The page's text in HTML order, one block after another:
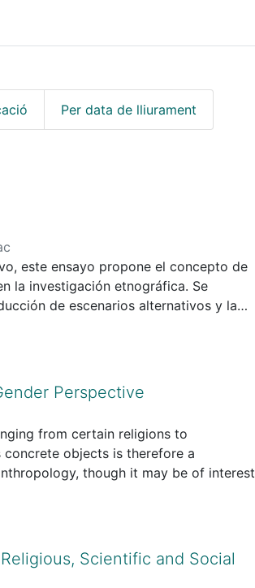
Per data de lliurament
este ensayo propone el concepto de
la investigación etnográfica. Se
de escenarios alternativos y la
etnográficas. La propuesta se
el patrimonio indígena canario y su
Perspective
from certain religions to
objects is therefore a
though it may be of interest
numerous authors in ethnographic and
to it, before proposing that the notion
death, and misfortune, based on the
I propose this concept to
Scientific and Social